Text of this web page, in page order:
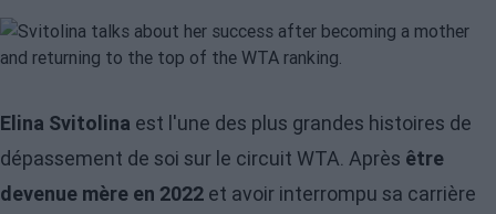
Elina Svitolina est l'une des plus grandes histoires de
dépassement de soi sur le circuit WTA. Après être
devenue mère en 2022 et avoir interrompu sa carrière